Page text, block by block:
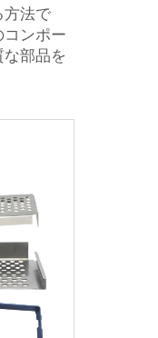
方法で
ンポー
部品を